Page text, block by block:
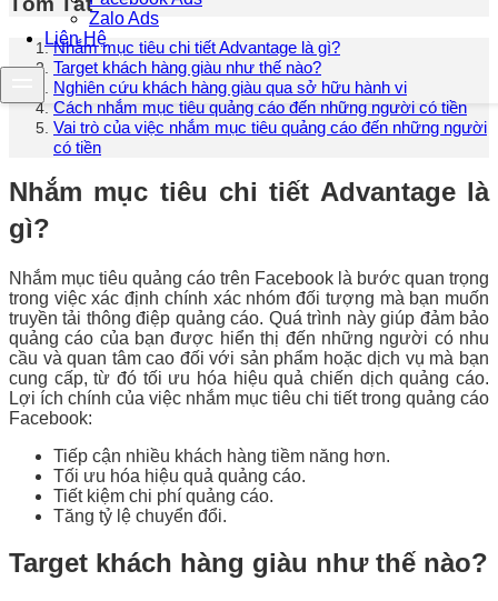
Zalo Ads
Liên Hệ
Nhắm mục tiêu chi tiết Advantage là gì?
Target khách hàng giàu như thế nào?
Nghiên cứu khách hàng giàu qua sở hữu hành vi
Cách nhắm mục tiêu quảng cáo đến những người có tiền
Vai trò của việc nhắm mục tiêu quảng cáo đến những người
có tiền
Nhắm mục tiêu chi tiết Advantage là
gì?
Nhắm mục tiêu quảng cáo trên Facebook là bước quan trọng
trong việc xác định chính xác nhóm đối tượng mà bạn muốn
truyền tải thông điệp quảng cáo. Quá trình này giúp đảm bảo
quảng cáo của bạn được hiển thị đến những người có nhu
cầu và quan tâm cao đối với sản phẩm hoặc dịch vụ mà bạn
cung cấp, từ đó tối ưu hóa hiệu quả chiến dịch quảng cáo.
Lợi ích chính của việc nhắm mục tiêu chi tiết trong quảng cáo
Facebook:
Tiếp cận nhiều khách hàng tiềm năng hơn.
Tối ưu hóa hiệu quả quảng cáo.
Tiết kiệm chi phí quảng cáo.
Tăng tỷ lệ chuyển đổi.
Target khách hàng giàu như thế nào?